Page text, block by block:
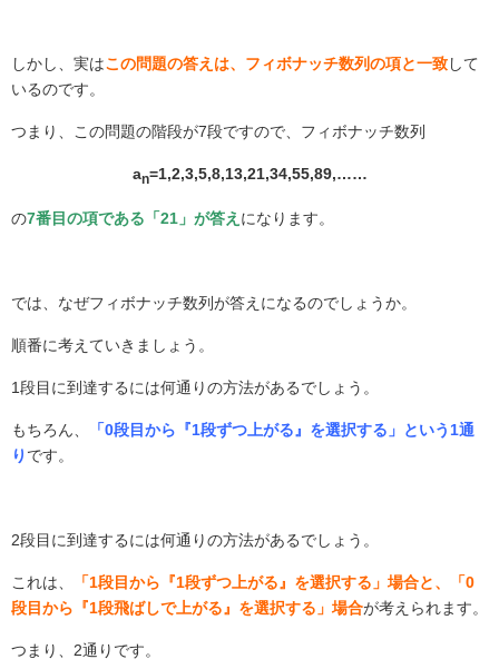
しかし、実はこの問題の答えは、フィボナッチ数列の項と一致して
いるのです。
つまり、この問題の階段が7段ですので、フィボナッチ数列
an=1,2,3,5,8,13,21,34,55,89,……
の7番目の項である「21」が答え になります。
では、なぜフィボナッチ数列が答えになるのでしょうか。
順番に考えていきましょう。
1段目に到達するには何通りの方法があるでしょう。
もちろん、
「0段目から『1段ずつ上がる』を選択する」という1通
り です。
2段目に到達するには何通りの方法があるでしょう。
これは、
「1段目から『1段ずつ上がる』を選択する」場合と、「0
段目から『1段飛ばしで上がる』を選択する」場合が考えられます。
つまり、 2通りです。